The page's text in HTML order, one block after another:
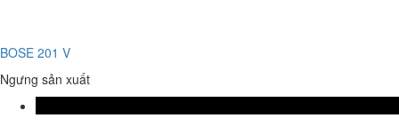
BOSE 201 V
Ngưng sản xuất